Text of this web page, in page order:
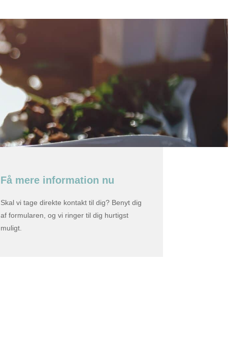
Få mere information nu
Skal vi tage direkte kontakt til dig? Benyt dig
af formularen, og vi ringer til dig hurtigst
muligt.